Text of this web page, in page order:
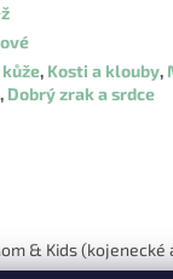
, Kosti a klouby,
, Dobrý zrak a srdce
& Kids (kojenecké